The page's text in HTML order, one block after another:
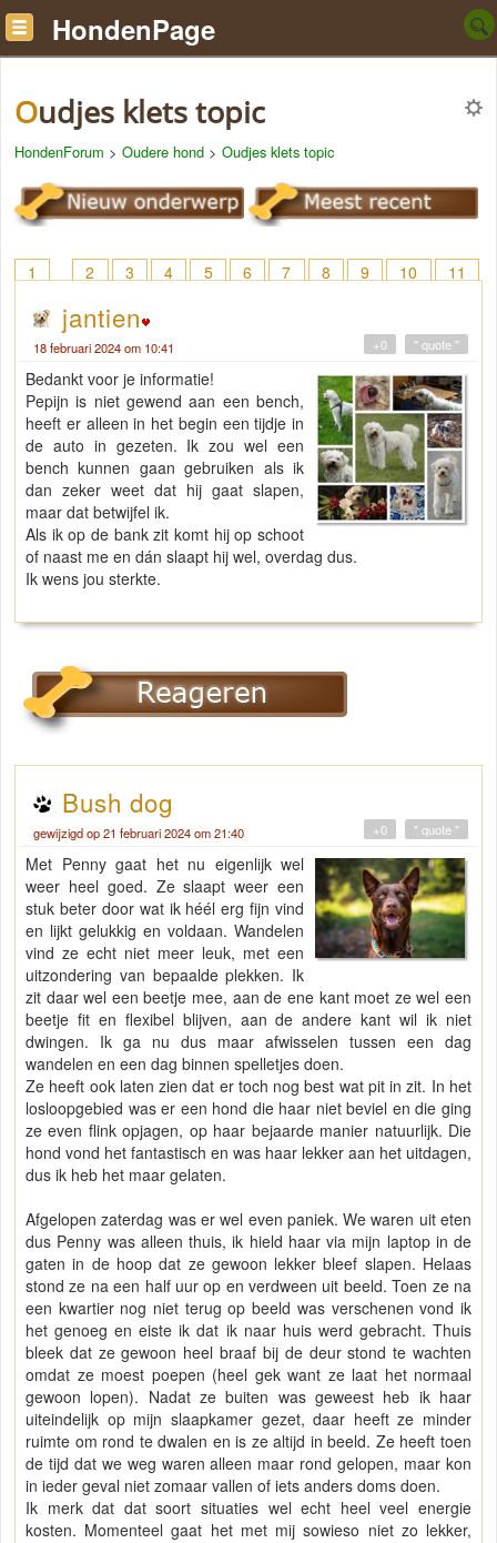
HondenPage
Oudjes klets topic
HondenForum > Oudere hond > Oudjes klets topic
1 2 3 4 5 6 7 8 9 10
11
jantien
18 februari 2024 om 10:41 " quote "
+0
Bedankt voor je informatie!
Pepijn is niet gewend aan een bench,
heeft er alleen in het begin een tijdje in
de auto in gezeten. Ik zou wel een
bench kunnen gaan gebruiken als ik
dan zeker weet dat hij gaat slapen,
maar dat betwijfel ik.
Als ik op de bank zit komt hij op schoot
of naast me en dán slaapt hij wel, overdag dus.
Ik wens jou sterkte.
Bush dog
gewijzigd op 21 februari 2024 om 21:40 " quote "
+0
Met Penny gaat het nu eigenlijk wel
weer heel goed. Ze slaapt weer een
stuk beter door wat ik héél erg fijn vind
en lijkt gelukkig en voldaan. Wandelen
vind ze echt niet meer leuk, met een
uitzondering van bepaalde plekken. Ik
zit daar wel een beetje mee, aan de ene kant moet ze wel een
beetje fit en flexibel blijven, aan de andere kant wil ik niet
dwingen. Ik ga nu dus maar afwisselen tussen een dag
wandelen en een dag binnen spelletjes doen.
Ze heeft ook laten zien dat er toch nog best wat pit in zit. In het
losloopgebied was er een hond die haar niet beviel en die ging
ze even flink opjagen, op haar bejaarde manier natuurlijk. Die
hond vond het fantastisch en was haar lekker aan het uitdagen,
dus ik heb het maar gelaten.
Afgelopen zaterdag was er wel even paniek. We waren uit eten
dus Penny was alleen thuis, ik hield haar via mijn laptop in de
gaten in de hoop dat ze gewoon lekker bleef slapen. Helaas
stond ze na een half uur op en verdween uit beeld. Toen ze na
een kwartier nog niet terug op beeld was verschenen vond ik
het genoeg en eiste ik dat ik naar huis werd gebracht. Thuis
bleek dat ze gewoon heel braaf bij de deur stond te wachten
omdat ze moest poepen (heel gek want ze laat het normaal
gewoon lopen). Nadat ze buiten was geweest heb ik haar
uiteindelijk op mijn slaapkamer gezet, daar heeft ze minder
ruimte om rond te dwalen en is ze altijd in beeld. Ze heeft toen
de tijd dat we weg waren alleen maar rond gelopen, maar kon
in ieder geval niet zomaar vallen of iets anders doms doen.
Ik merk dat dat soort situaties wel echt heel veel energie
kosten. Momenteel gaat het met mij sowieso niet zo lekker,